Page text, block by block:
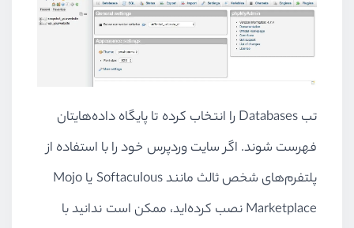
تبDatabases را انتخاب کرده تا پایگاه داده‌هایتان
فهرست شوند. اگر سایت وردپرس خود را با استفاده از
پلتفرم‌های شخص ثالث مانندSoftaculousیاMojo
Marketplaceنصب کرده‌اید، ممکن است ندانید با